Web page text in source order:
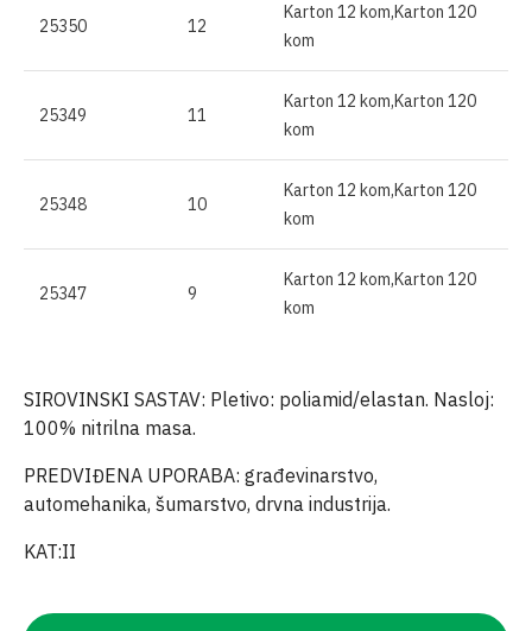
25350 12
Karton 12 kom,Karton 120
kom
25349 11
Karton 12 kom,Karton 120
kom
25348 10
Karton 12 kom,Karton 120
kom
25347 9
Karton 12 kom,Karton 120
kom
SIROVINSKI SASTAV: Pletivo: poliamid/elastan. Nasloj:
100% nitrilna masa.
PREDVIĐENA UPORABA: građevinarstvo,
automehanika, šumarstvo, drvna industrija.
KAT:II